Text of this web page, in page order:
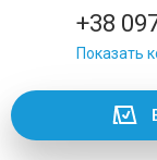
+38
Показать